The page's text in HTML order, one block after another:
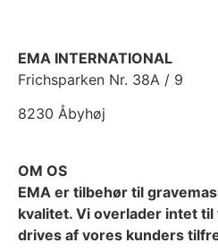
EMA INTERNATIONAL
Frichsparken Nr. 38A / 9
8230 Åbyhøj
OM OS
EMA er tilbehør til
kvalitet. Vi overlader intet
drives af vores kunders